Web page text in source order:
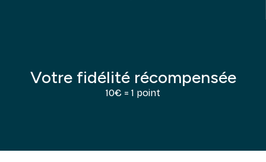
Votre fidélité récompensée
10€ = 1 point